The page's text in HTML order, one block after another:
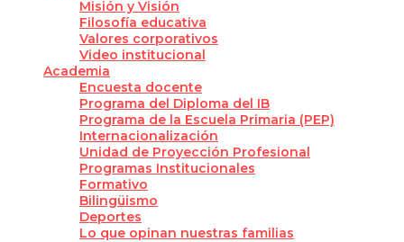
Misión y Visión
Filosofía educativa
Valores corporativos
Video institucional
Academia
Encuesta docente
Programa del Diploma del IB
Programa de la Escuela Primaria (PEP)
Internacionalización
Unidad de Proyección Profesional
Programas Institucionales
Formativo
Bilingüismo
Deportes
Lo que opinan nuestras familias